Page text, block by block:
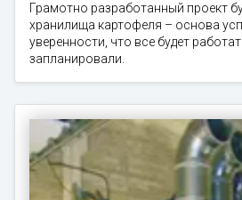
Грамотно разработанный проект
хранилища картофеля – основа
уверенности, что все будет
запланировали.